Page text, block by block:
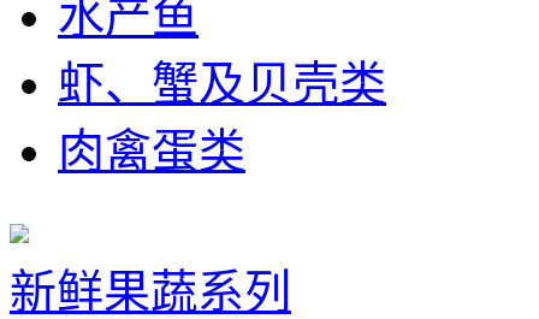
水产鱼
虾、蟹及贝壳类
肉禽蛋类
新鲜果蔬系列